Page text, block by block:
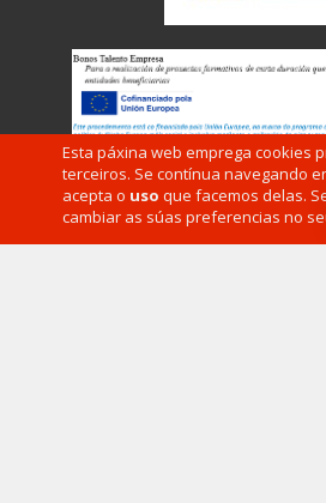
Esta páxina web emprega cookies
terceiros. Se contínua navegando
acepta o uso que facemos delas.
cambiar as súas preferencias no
36500 LALÍN